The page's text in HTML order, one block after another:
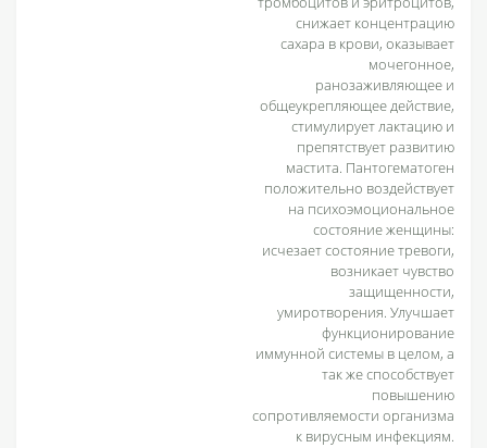
снижает концентрацию
сахара в крови, оказывает
мочегонное,
ранозаживляющее и
общеукрепляющее действие,
стимулирует лактацию и
препятствует развитию
мастита. Пантогематоген
положительно воздействует
на психоэмоциональное
состояние женщины:
исчезает состояние тревоги,
возникает чувство
защищенности,
умиротворения. Улучшает
функционирование
иммунной системы в целом, а
так же способствует
повышению
сопротивляемости организма
к вирусным инфекциям.